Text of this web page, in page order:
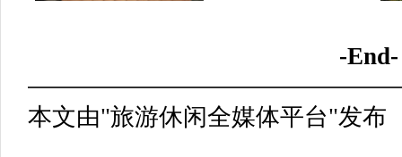
-End-
本文由"旅游休闲全媒体平台"发布